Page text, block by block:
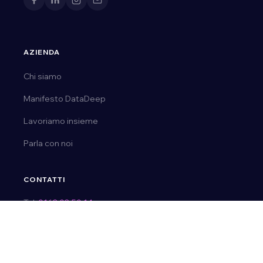
AZIENDA
Chi siamo
Manifesto DataDeep
Lavoriamo insieme
Parla con noi
CONTATTI
Tel.0163 03 50 14